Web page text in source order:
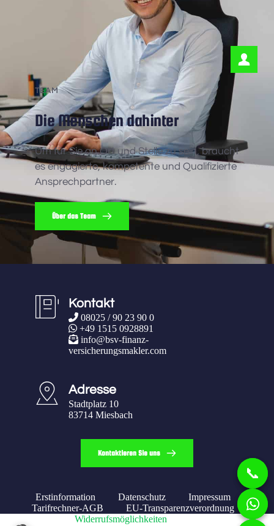
TEAM
Die Menschen dahinter
Um für Sie an Ort und Stelle zu sein, braucht
es engagierte, kompetente und Qualifizierte
Ansprechpartner.
Über das Team
Kontakt
08025 / 90 23 90 0
+49 1515 0928891
info@bsv-finanz-
versicherungsmakler.com
Adresse
Stadtplatz 10
83714 Miesbach
Kontaktieren Sie uns
Erstinformation Datenschutz
Impressum
Tarifrechner-AGB
EU-Transparenzverordnung
Widerrufsmöglichkeiten